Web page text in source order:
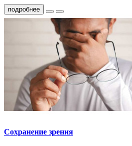
подробнее
Сохранение зрения